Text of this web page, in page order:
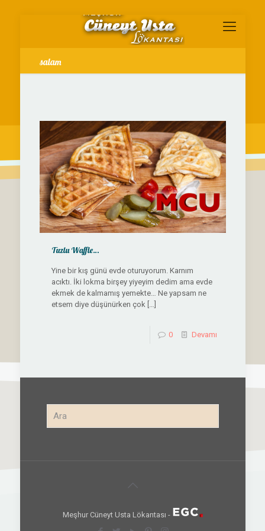
salam
Tuzlu Waffle…
Yine bir kış günü evde oturuyorum. Karnım
acıktı. İki lokma birşey yiyeyim dedim ama evde
ekmek de kalmamış yemekte… Ne yapsam ne
etsem diye düşünürken çok[…]
0 Devamı
Meşhur Cüneyt Usta Lökantası -